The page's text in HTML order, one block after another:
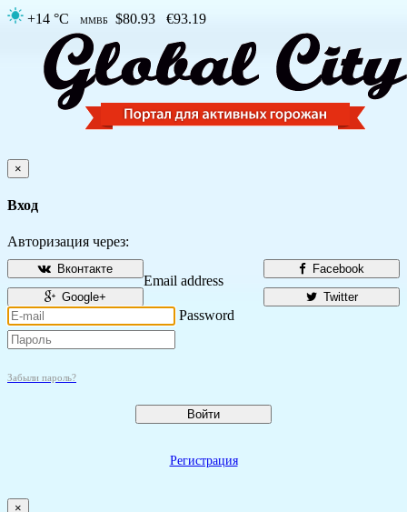
+14 °C ММВБ $80.93 €93.19
×
Вход
Авторизация через:
Facebook
Вконтакте
Twitter
Google+
Email address
Password
Забыли пароль?
Войти
Регистрация
×